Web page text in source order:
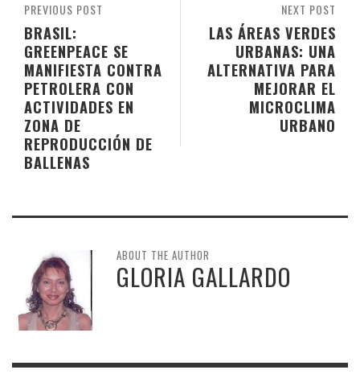
NEXT POST
LAS ÁREAS VERDES
URBANAS: UNA
ALTERNATIVA PARA
MEJORAR EL
MICROCLIMA
URBANO
PREVIOUS POST
BRASIL:
GREENPEACE SE
MANIFIESTA CONTRA
PETROLERA CON
ACTIVIDADES EN
ZONA DE
REPRODUCCIÓN DE
BALLENAS
ABOUT THE AUTHOR
GLORIA GALLARDO